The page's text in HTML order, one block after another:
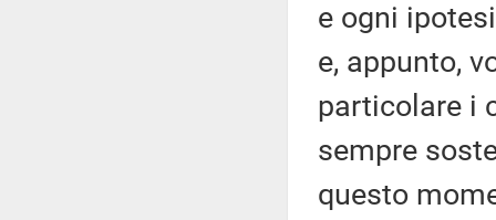
e ogni
e, appunto,
particolare i
sempre
questo